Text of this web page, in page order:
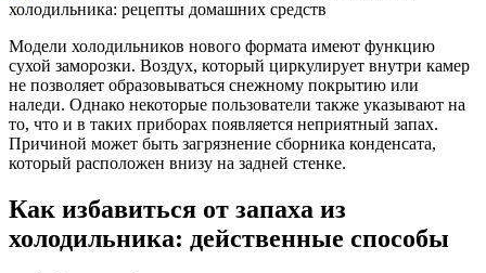
Модели холодильников нового формата имеют функцию
сухой заморозки. Воздух, который циркулирует внутри камер
не позволяет образовываться снежному покрытию или
наледи. Однако некоторые пользователи также указывают на
то, что и в таких приборах появляется неприятный запах.
Причиной может быть загрязнение сборника конденсата,
который расположен внизу на задней стенке.
Как избавиться от запаха из
холодильника: действенные способы